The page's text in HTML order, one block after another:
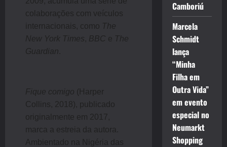
colaborações com veículos
internacionais, como The
New York Times, BBC e The
Guardian.
Fique comigo (Harper
Collins, 2018), publicado
originalmente em 2017,
marca a estreia da autora.
Ambientado na Nigéria das
Camboriú
Marcela
Schmidt
lança
“Minha
Filha em
Outra Vida”
em evento
especial no
Neumarkt
Shopping